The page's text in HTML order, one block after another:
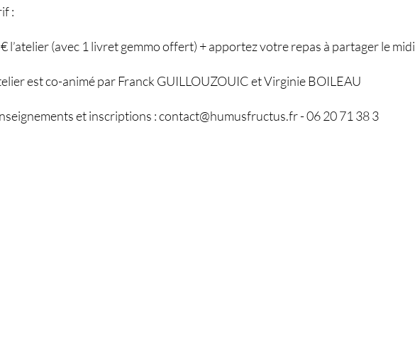
:
l’atelier (avec 1 livret gemmo offert) + apportez votre repas à partager le midi
est co-animé par Franck GUILLOUZOUIC et Virginie BOILEAU
et inscriptions : contact@humusfructus.fr - 06 20 71 38 3